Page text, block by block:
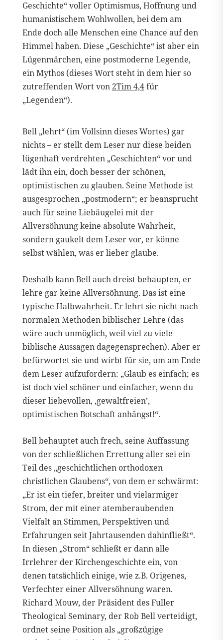
Geschichte“ voller Optimismus, Hoffnung und
humanistischem Wohlwollen, bei dem am
Ende doch alle Menschen eine Chance auf den
Himmel haben. Diese „Geschichte“ ist aber ein
Lügenmärchen, eine postmoderne Legende,
ein Mythos (dieses Wort steht in dem hier so
zutreffenden Wort von2Tim 4,4für
„Legenden“).
Bell „lehrt“ (im Vollsinn dieses Wortes) gar
nichts – er stellt dem Leser nur diese beiden
lügenhaft verdrehten „Geschichten“ vor und
lädt ihn ein, doch besser der schönen,
optimistischen zu glauben. Seine Methode ist
ausgesprochen „postmodern“; er beansprucht
auch für seine Liebäugelei mit der
Allversöhnung keine absolute Wahrheit,
sondern gaukelt dem Leser vor, er könne
selbst wählen, was er lieber glaube.
Deshalb kann Bell auch dreist behaupten, er
lehre gar keine Allversöhnung. Das ist eine
typische Halbwahrheit. Er lehrt sie nicht nach
normalen Methoden biblischer Lehre (das
wäre auch unmöglich, weil viel zu viele
biblische Aussagen dagegensprechen). Aber er
befürwortet sie und wirbt für sie, um am Ende
dem Leser aufzufordern: „Glaub es einfach; es
ist doch viel schöner und einfacher, wenn du
dieser liebevollen, ‚gewaltfreien’,
optimistischen Botschaft anhängst!“.
Bell behauptet auch frech, seine Auffassung
von der schließlichen Errettung aller sei ein
Teil des „geschichtlichen orthodoxen
christlichen Glaubens“, von dem er schwärmt:
„Er ist ein tiefer, breiter und vielarmiger
Strom, der mit einer atemberaubenden
Vielfalt an Stimmen, Perspektiven und
Erfahrungen seit Jahrtausenden dahinfließt“.
In diesen „Strom“ schließt er dann alle
Irrlehrer der Kirchengeschichte ein, von
denen tatsächlich einige, wie z.B. Origenes,
Verfechter einer Allversöhnung waren.
Richard Mouw, der Präsident des Fuller
Theological Seminary, der Rob Bell verteidigt,
ordnet seine Position als „großzügige